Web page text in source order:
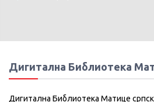
Дигитална Библиотека
Дигитална Библиотека Матице